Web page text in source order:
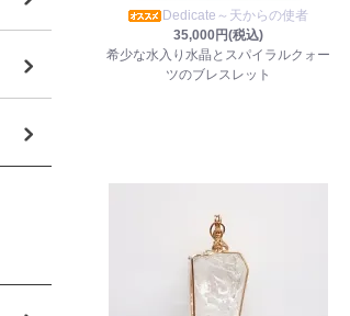
Dedicate～天からの使者
35,000円(税込)
希少な水入り水晶とスパイラルクォー
ツのブレスレット